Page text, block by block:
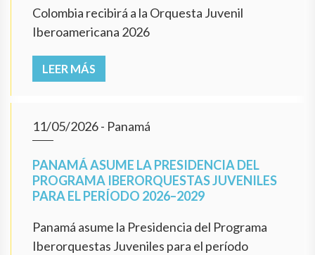
Colombia recibirá a la Orquesta Juvenil
Iberoamericana 2026
LEER MÁS
11/05/2026- Panamá
PANAMÁ ASUME LA PRESIDENCIA DEL
PROGRAMA IBERORQUESTAS JUVENILES
PARA EL PERÍODO 2026–2029
Panamá asume la Presidencia del Programa
Iberorquestas Juveniles para el período